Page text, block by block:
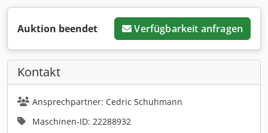
Auktion beendet Verfügbarkeit anfragen
Kontakt
Ansprechpartner: Cedric Schuhmann
Maschinen-ID: 22288932